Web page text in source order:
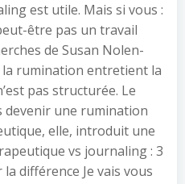
est utile. Mais si vous :
être pas un travail
de Susan Nolen-
rumination entretient la
pas structurée. Le
une rumination
elle, introduit une
vs journaling : 3
différence Je vais vous